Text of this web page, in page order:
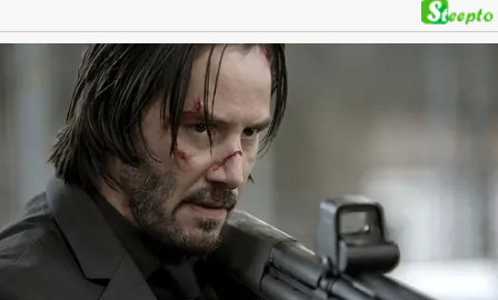
kế hoạch được chuẩn bị kỹ lưỡng để người đàn ông phản bội ấy
phải trả giá … Hà Nội, mùa thu năm 2018, cái lạnh len lỏi qua từng
khe cửa gỗ cũ kỹ. Trong một căn biệt thự sang trọng ở phố Tây Hồ,
Ngọc Anh ngồi lặng lẽ trên ghế sofa, tay đặt lên bụng – nơi hai sinh
linh bé bỏng đang lớn dần từng ngày. Cô chưa bao giờ nghĩ mình sẽ
phải sống trong sợ hãi khi mang thai, đặc biệt là sợ… chính chồng
mình. Trí – người chồng mà cô từng yêu đến mù quáng, đã không
còn là người đàn ông của ngày đầu. Thành đạt, quyền lực, nhưng
cũng dối trá và lạnh lùng. Gần đây, anh hay về muộn, thậm chí có
đêm không về. Và rồi, trong một bữa cơm tối vắng lặng, Trí ném
xuống bàn ly n...